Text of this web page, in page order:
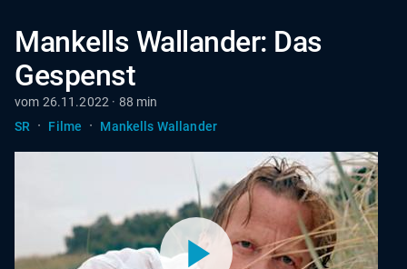
Mankells Wallander: Das
Gespenst
vom 26.11.2022 · 88 min
SR
· Filme · Mankells Wallander